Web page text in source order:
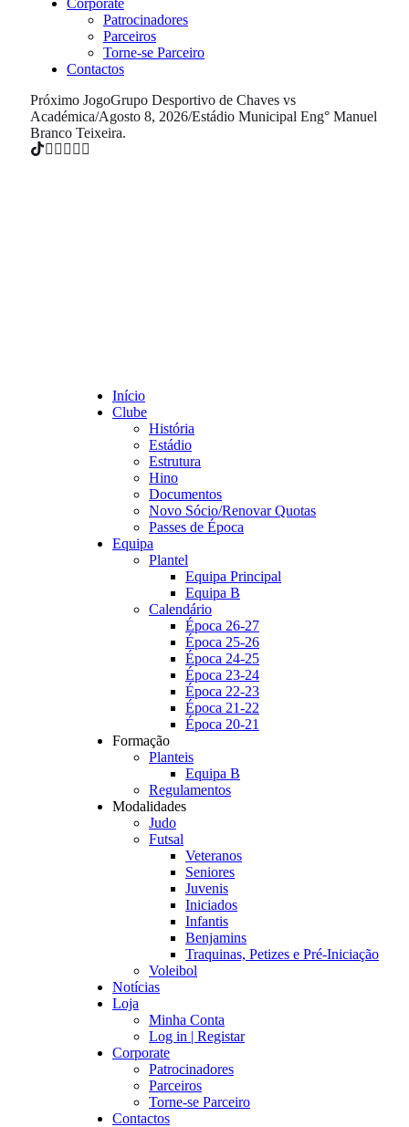
Corporate
Patrocinadores
Parceiros
Torne-se Parceiro
Contactos
Próximo JogoGrupo Desportivo de Chaves vs
Académica/Agosto 8, 2026/Estádio Municipal Eng° Manuel
Branco Teixeira.
Início
Clube
História
Estádio
Estrutura
Hino
Documentos
Novo Sócio/Renovar Quotas
Passes de Época
Equipa
Plantel
Equipa Principal
Equipa B
Calendário
Época 26-27
Época 25-26
Época 24-25
Época 23-24
Época 22-23
Época 21-22
Época 20-21
Formação
Planteis
Equipa B
Regulamentos
Modalidades
Judo
Futsal
Veteranos
Seniores
Juvenis
Iniciados
Infantis
Benjamins
Traquinas, Petizes e Pré-Iniciação
Voleibol
Notícias
Loja
Minha Conta
Log in | Registar
Corporate
Patrocinadores
Parceiros
Torne-se Parceiro
Contactos